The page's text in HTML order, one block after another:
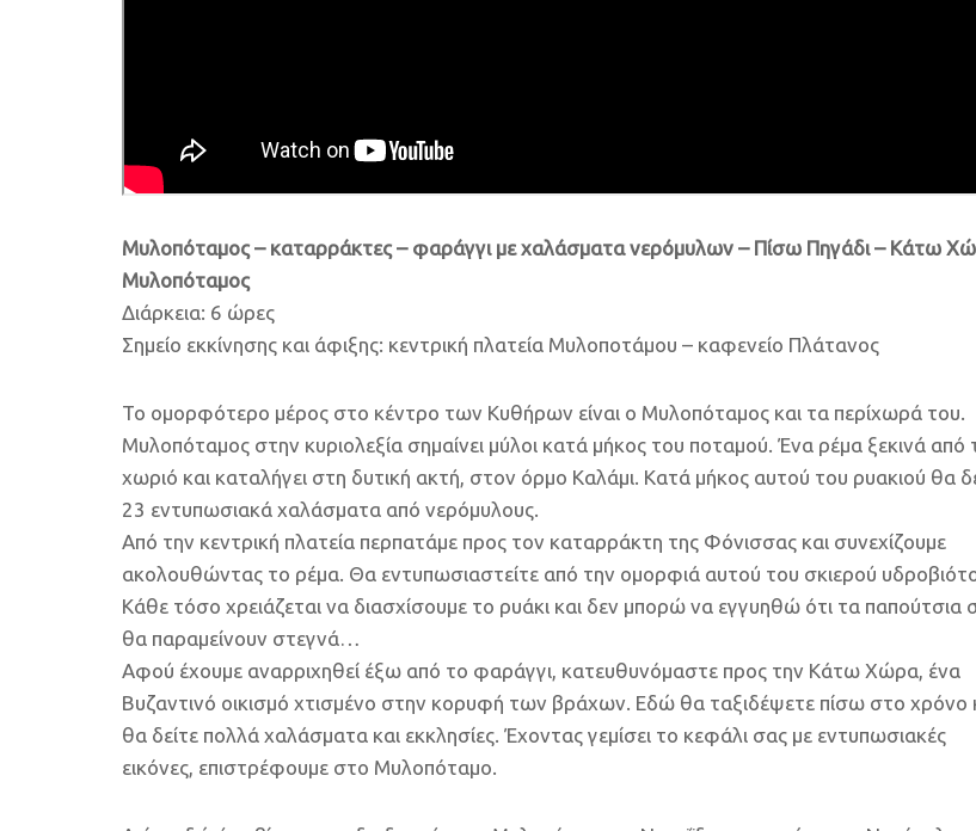
Μυλοπόταμος – καταρράκτες – φαράγγι με χαλάσματα νερόμυλων – Πίσω Πηγάδι – Κάτω
Μυλοπόταμος
Διάρκεια: 6 ώρες
Σημείο εκκίνησης και άφιξης: κεντρική πλατεία Μυλοποτάμου – καφενείο Πλάτανος
Το ομορφότερο μέρος στο κέντρο των Κυθήρων είναι ο Μυλοπόταμος και τα περίχωρά του.
Μυλοπόταμος στην κυριολεξία σημαίνει μύλοι κατά μήκος του ποταμού. Ένα ρέμα ξεκινά από
χωριό και καταλήγει στη δυτική ακτή, στον όρμο Καλάμι. Κατά μήκος αυτού του ρυακιού θα
23 εντυπωσιακά χαλάσματα από νερόμυλους.
Από την κεντρική πλατεία περπατάμε προς τον καταρράκτη της Φόνισσας και συνεχίζουμε
ακολουθώντας το ρέμα. Θα εντυπωσιαστείτε από την ομορφιά αυτού του σκιερού
Κάθε τόσο χρειάζεται να διασχίσουμε το ρυάκι και δεν μπορώ να εγγυηθώ ότι τα παπούτσια
θα παραμείνουν στεγνά…
Αφού έχουμε αναρριχηθεί έξω από το φαράγγι, κατευθυνόμαστε προς την Κάτω Χώρα, ένα
Βυζαντινό οικισμό χτισμένο στην κορυφή των βράχων. Εδώ θα ταξιδέψετε πίσω στο χρόνο
θα δείτε πολλά χαλάσματα και εκκλησίες. Έχοντας γεμίσει το κεφάλι σας με εντυπωσιακές
εικόνες, επιστρέφουμε στο Μυλοπόταμο.